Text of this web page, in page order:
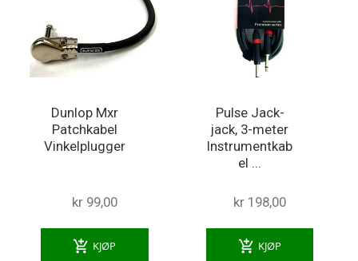
Dunlop Mxr
Patchkabel
Vinkelplugger
kr 99,00
add_shopping_cart KJØP
Pulse Jack-
jack, 3-meter
Instrumentkab
el ...
kr 198,00
add_shopping_cart KJØP